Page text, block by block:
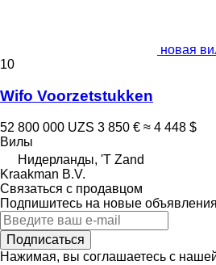
новая
10
Wifo Voorzetstukken
52 800 000 UZS 3 850 € ≈ 4 448 $
Вилы
Нидерланды, 'T Zand
Kraakman B.V.
Связаться с продавцом
Подпишитесь на новые
Подписаться
Нажимая, вы соглашаетесь с